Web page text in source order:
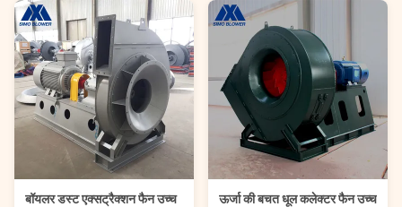
बॉयलर डस्ट एक्सट्रैक्शन फैन उच्च
ऊर्जा की बचत धूल कलेक्टर फैन उच्च